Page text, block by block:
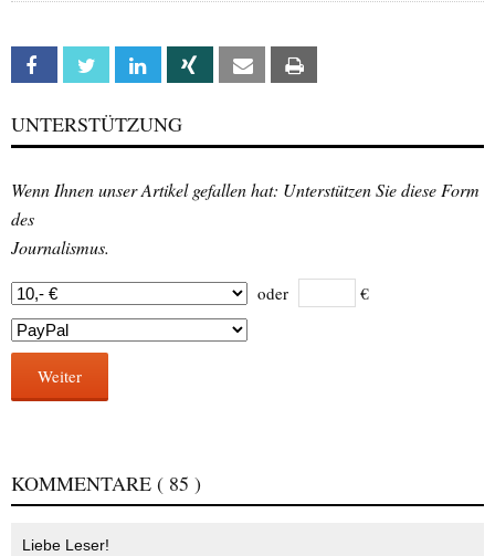
Facebook Twitter Linkedin Xing Email
UNTERSTÜTZUNG
Wenn Ihnen unser Artikel gefallen hat: Unterstützen Sie diese Form
des
Journalismus.
oder €
Weiter
KOMMENTARE ( 85 )
Liebe Leser!